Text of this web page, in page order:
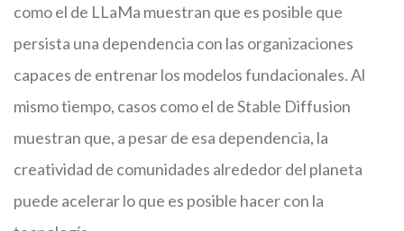
como el de LLaMa muestran que es posible que
persista una dependencia con las organizaciones
capaces de entrenar los modelos fundacionales. Al
mismo tiempo, casos como el de Stable Diffusion
muestran que, a pesar de esa dependencia, la
creatividad de comunidades alrededor del planeta
puede acelerar lo que es posible hacer con la